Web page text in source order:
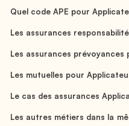
Quel code APE pour
Les assurances
Les assurances prévoyances
Les mutuelles pour
Le cas des assurances
Les autres métiers dans la